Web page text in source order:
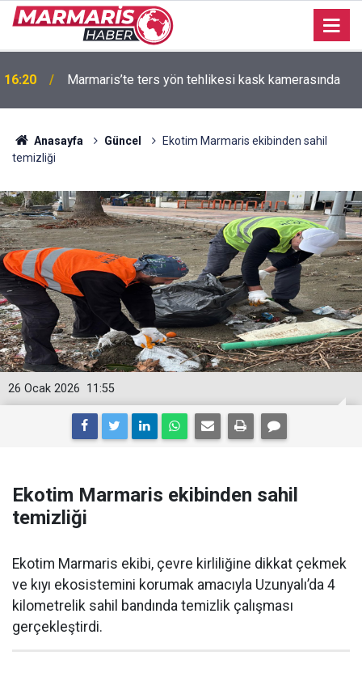
16:20 Marmaris’te ters yön tehlikesi kask kamerasında
Anasayfa Güncel
Ekotim Marmaris ekibinden sahil
temizliği
11:55
26 Ocak 2026
Ekotim Marmaris ekibinden sahil
temizliği
Ekotim Marmaris ekibi, çevre kirliliğine dikkat çekmek
ve kıyı ekosistemini korumak amacıyla Uzunyalı’da 4
kilometrelik sahil bandında temizlik çalışması
gerçekleştirdi.